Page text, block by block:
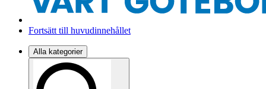
Fortsätt till huvudinnehållet
Alla kategorier